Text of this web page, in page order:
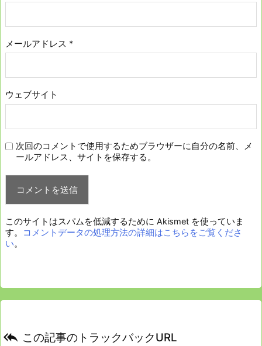
メールアドレス *
ウェブサイト
次回のコメントで使用するためブラウザーに自分の名前、メ
ールアドレス、サイトを保存する。
このサイトはスパムを低減するために Akismet を使っていま
す。
コメントデータの処理方法の詳細はこちらをご覧くださ
い。
 この記事のトラックバックURL